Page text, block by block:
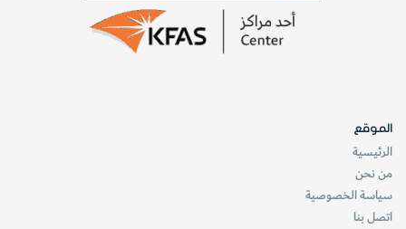
الموقع
الرئيسية
من نحن
سياسة الخصوصية
اتصل بنا